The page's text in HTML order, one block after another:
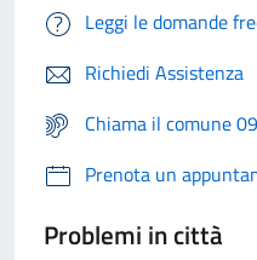
Leggi le domande
Richiedi Assistenza
Chiama il comune
Prenota un
Problemi in città